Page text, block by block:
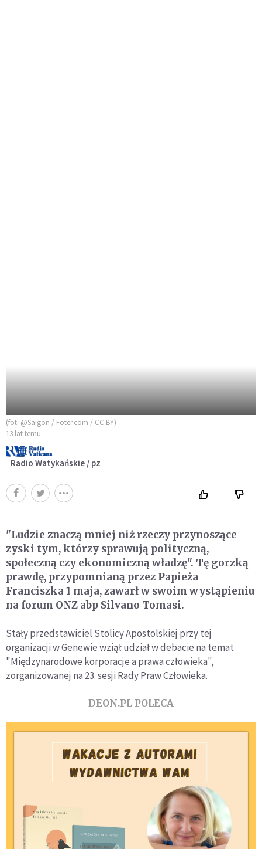
(fot. @Saigon / Foter.com / CC BY)
13 lat temu
Radio Watykańskie / pz
"Ludzie znaczą mniej niż rzeczy przynoszące
zyski tym, którzy sprawują polityczną,
społeczną czy ekonomiczną władzę". Tę gorzką
prawdę, przypomnianą przez Papieża
Franciszka 1 maja, zawarł w swoim wystąpieniu
na forum ONZ abp Silvano Tomasi.
Stały przedstawiciel Stolicy Apostolskiej przy tej
organizacji w Genewie wziął udział w debacie na temat
"Międzynarodowe korporacje a prawa człowieka",
zorganizowanej na 23. sesji Rady Praw Człowieka.
DEON.PL POLECA